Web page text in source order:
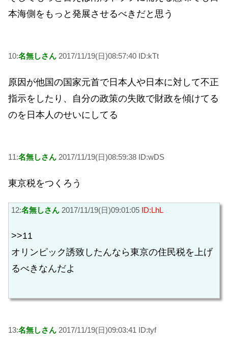
本海側をもっと発展させるべきだと思う
10:名無しさん 2017/11/19(日)08:57:40 ID:kTt
原因が他国の国家元首で日本人や日本に対して不正
指示をしたり、自分の政策の失敗で財政を傾けてる
のを日本人のせいにしてる
11:名無しさん 2017/11/19(日)08:59:38 ID:wDS
東京税をつくろう
12:名無しさん 2017/11/19(日)09:01:05 ID:LhL
>>11
オリンピック誘致したんなら東京の住民税を上げ
るべきなんだよ
13:名無しさん 2017/11/19(日)09:03:41 ID:tyf